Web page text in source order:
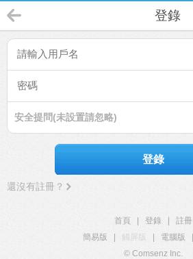
登錄
安全提問(未設置請忽略)
登錄
還沒有註冊？
首頁 登錄
註冊
簡易版
觸屏版 電腦版
© Comsenz Inc.